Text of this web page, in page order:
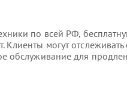
по всей РФ,
могут отслеживать
обслуживание для